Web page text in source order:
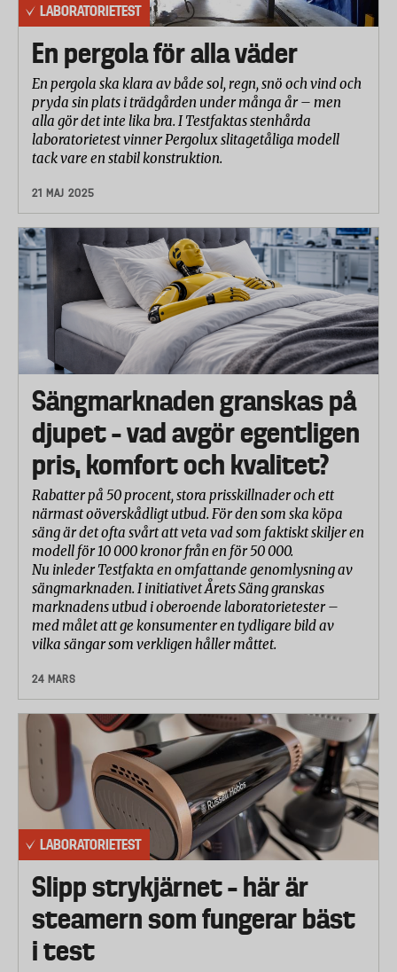
LABORATORIETEST
En pergola för alla väder
En pergola ska klara av både sol, regn, snö och vind och
pryda sin plats i trädgården under många år – men
alla gör det inte lika bra. I Testfaktas stenhårda
laboratorietest vinner Pergolux slitagetåliga modell
tack vare en stabil konstruktion.
21 MAJ 2025
Sängmarknaden granskas på
djupet – vad avgör egentligen
pris, komfort och kvalitet?
Rabatter på 50 procent, stora prisskillnader och ett
närmast oöverskådligt utbud. För den som ska köpa
säng är det ofta svårt att veta vad som faktiskt skiljer en
modell för 10 000 kronor från en för 50 000.
Nu inleder Testfakta en omfattande genomlysning av
sängmarknaden. I initiativet Årets Säng granskas
marknadens utbud i oberoende laboratorietester –
med målet att ge konsumenter en tydligare bild av
vilka sängar som verkligen håller måttet.
24 MARS
LABORATORIETEST
Slipp strykjärnet – här är
steamern som fungerar bäst
i test